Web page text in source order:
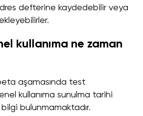
defterine kaydedebilir veya
kullanıma ne zaman
aşamasında test
kullanıma sunulma tarihi
bulunmamaktadır.